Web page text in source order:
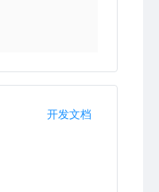
开发文档